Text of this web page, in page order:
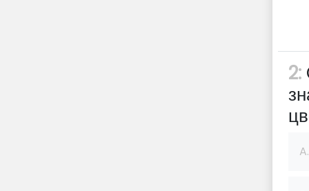
2:
A.